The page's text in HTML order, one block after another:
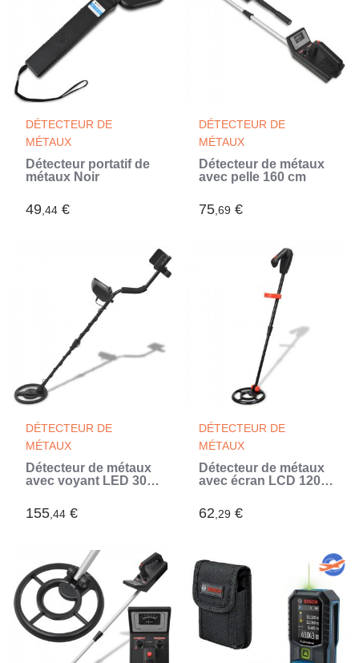
DÉTECTEUR DE
MÉTAUX
Détecteur portatif de
métaux Noir
49,44 €
DÉTECTEUR DE
MÉTAUX
Détecteur de métaux
avec pelle 160 cm
75,69 €
DÉTECTEUR DE
MÉTAUX
Détecteur de métaux
avec voyant LED 300
155,44 €
DÉTECTEUR DE
MÉTAUX
Détecteur de métaux
avec écran LCD 120
62,29 €